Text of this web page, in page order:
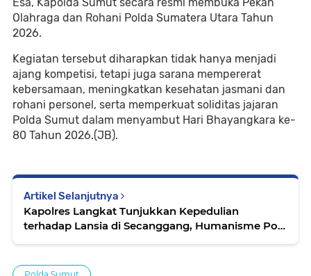
Olahraga dan Rohani Polda Sumatera Utara Tahun
2026.
Kegiatan tersebut diharapkan tidak hanya menjadi
ajang kompetisi, tetapi juga sarana mempererat
kebersamaan, meningkatkan kesehatan jasmani dan
rohani personel, serta memperkuat soliditas jajaran
Polda Sumut dalam menyambut Hari Bhayangkara ke-
80 Tahun 2026.(JB).
Artikel Selanjutnya
Kapolres Langkat Tunjukkan Kepedulian
terhadap Lansia di Secanggang, Humanisme Polri